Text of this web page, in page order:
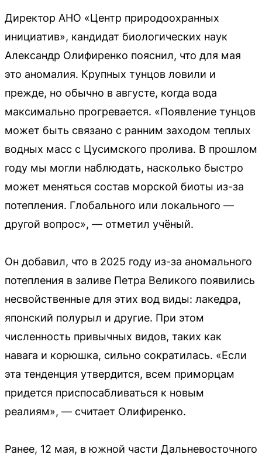
Директор АНО «Центр природоохранных
инициатив», кандидат биологических наук
Александр Олифиренко пояснил, что для мая
это аномалия. Крупных тунцов ловили и
прежде, но обычно в августе, когда вода
максимально прогревается. «Появление тунцов
может быть связано с ранним заходом теплых
водных масс с Цусимского пролива. В прошлом
году мы могли наблюдать, насколько быстро
может меняться состав морской биоты из-за
потепления. Глобального или локального —
другой вопрос», — отметил учёный.
Он добавил, что в 2025 году из-за аномального
потепления в заливе Петра Великого появились
несвойственные для этих вод виды: лакедра,
японский полурыл и другие. При этом
численность привычных видов, таких как
навага и корюшка, сильно сократилась. «Если
эта тенденция утвердится, всем приморцам
придется приспосабливаться к новым
реалиям», — считает Олифиренко.
Ранее, 12 мая, в южной части Дальневосточного